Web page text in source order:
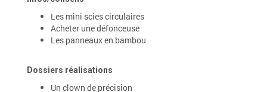
Les mini scies circulaires
Acheter une défonceuse
Les panneaux en bambou
Dossiers réalisations
Un clown de précision